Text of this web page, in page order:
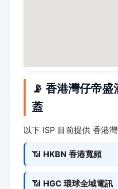
📡 香港灣仔帝
蓋
以下 ISP 目前提供 香港
📶 HKBN 香港寬頻
📶 HGC 環球全域電訊